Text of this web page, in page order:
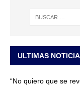
ULTIMAS
“No quiero que se